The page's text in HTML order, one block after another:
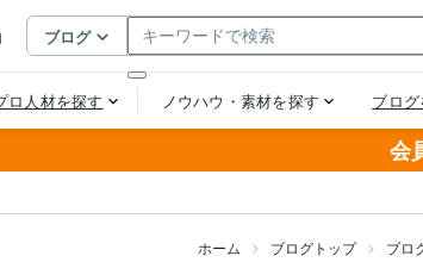
会
ホーム ブログトップ ブロ